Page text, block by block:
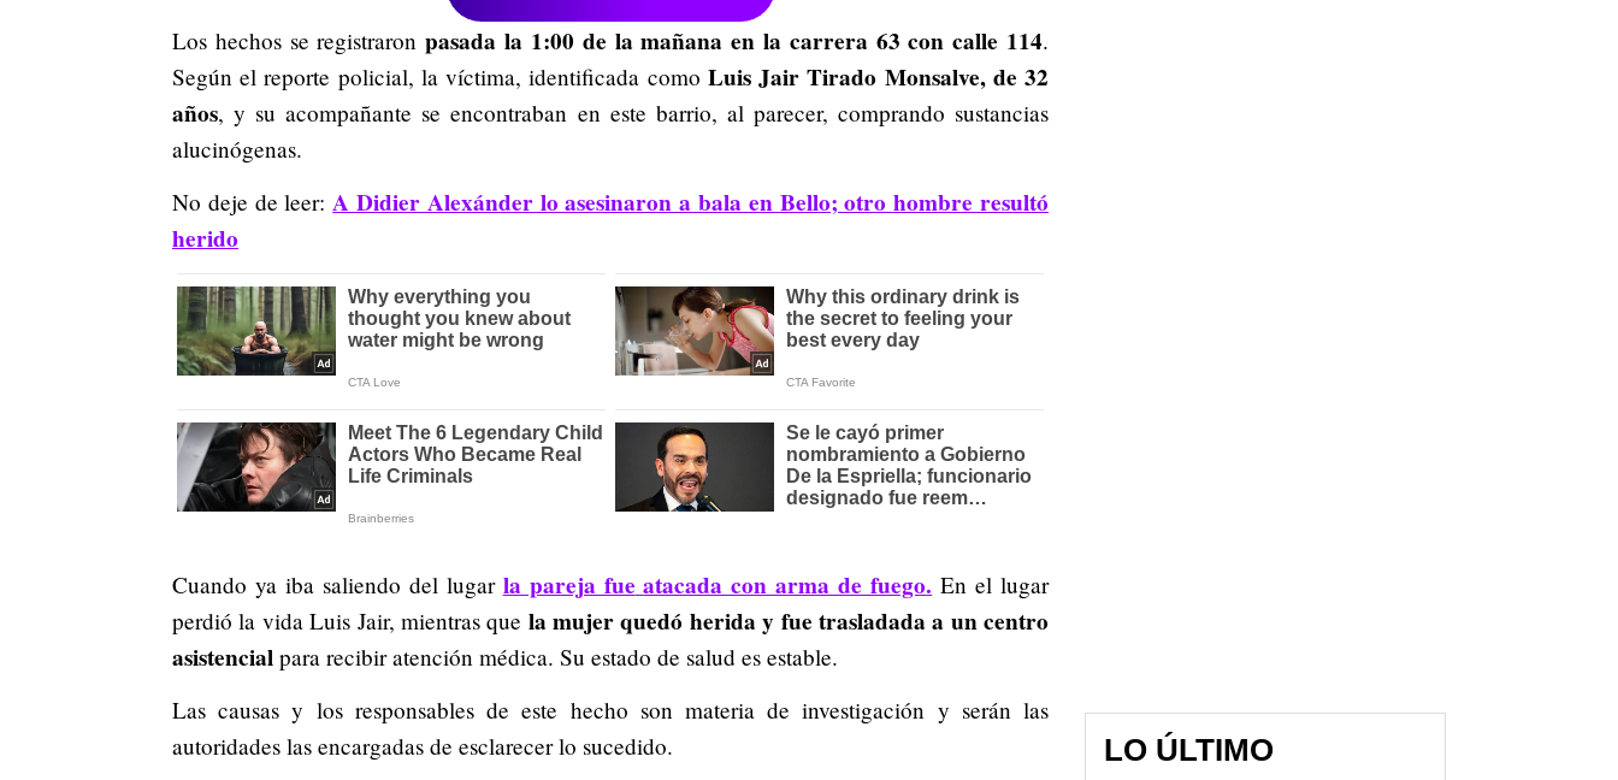
Los hechos se registraron pasada la 1:00 de la mañana en la carrera 63 con calle 114.
Según el reporte policial, la víctima, identificada como Luis Jair Tirado Monsalve, de 32
años, y su acompañante se encontraban en este barrio, al parecer, comprando sustancias
alucinógenas.
No deje de leer: A Didier Alexánder lo asesinaron a bala en Bello; otro hombre resultó
herido
Cuando ya iba saliendo del lugar la pareja fue atacada con arma de fuego. En el lugar
perdió la vida Luis Jair, mientras que la mujer quedó herida y fue trasladada a un centro
asistencial para recibir atención médica. Su estado de salud es estable.
Las causas y los responsables de este hecho son materia de investigación y serán las
autoridades las encargadas de esclarecer lo sucedido.
LO ÚLTIMO